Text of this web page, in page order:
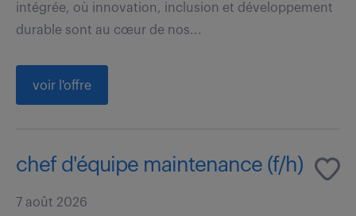
intégrée, où innovation, inclusion et développement
durable sont au cœur de nos...
voir l'offre
chef d'équipe maintenance (f/h)
7 août 2026